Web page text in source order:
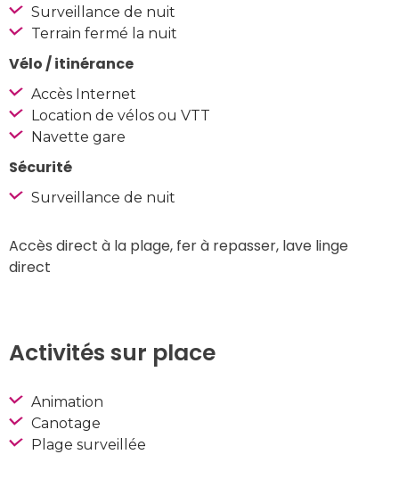
Surveillance de nuit
Terrain fermé la nuit
Vélo / itinérance
Accès Internet
Location de vélos ou VTT
Navette gare
Sécurité
Surveillance de nuit
Accès direct à la plage, fer à repasser, lave linge
direct
Activités sur place
Animation
Canotage
Plage surveillée